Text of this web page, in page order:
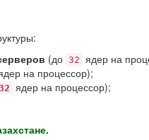
(до 32 ядер на
на процессор);
ядер на процессор);